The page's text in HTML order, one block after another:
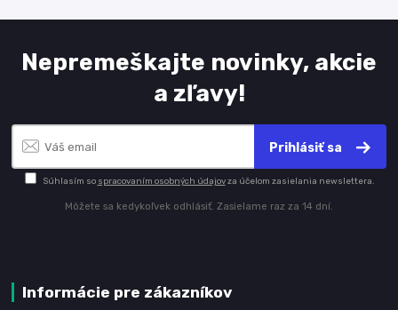
Nepremeškajte novinky, akcie
a zľavy!
Prihlásiť sa
Súhlasím so spracovaním osobných údajovza účelom zasielania newslettera.
Môžete sa kedykoľvek odhlásiť. Zasielame raz za 14 dní.
Informácie pre zákazníkov